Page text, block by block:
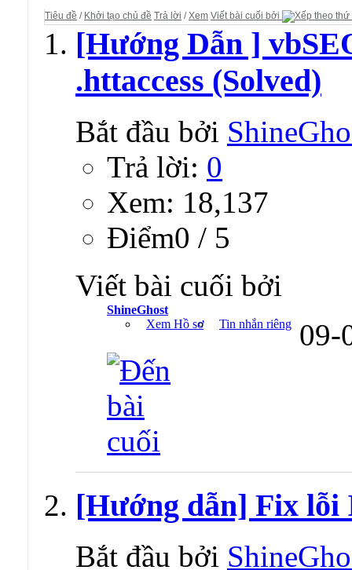
Tiêu đề / Khởi tạo chủ đề Trả lời /Xem Viết bài cuối bởi
[Hướng Dẫn ]
.httaccess (Solved)
Bắt đầu bởi
Trả lời: 0
Xem: 18,137
Ðiểm0 / 5
Viết bài cuối bởi
ShineGhost
Xem Hồ sơ
Tin nhắn riêng 09-
[Hướng dẫn] Fix
Bắt đầu bởi